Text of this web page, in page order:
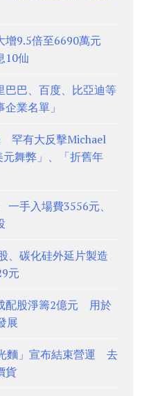
增9.5倍至6690萬元
10仙
巴巴、百度、比亞迪等
業名單」
罕有大反擊Michael
舞弊」、「折舊年
手入場費3556元、
、碳化硅外延片製造
元
配股淨籌2億元 用於
展
麵」宣布結束營運 去
貨